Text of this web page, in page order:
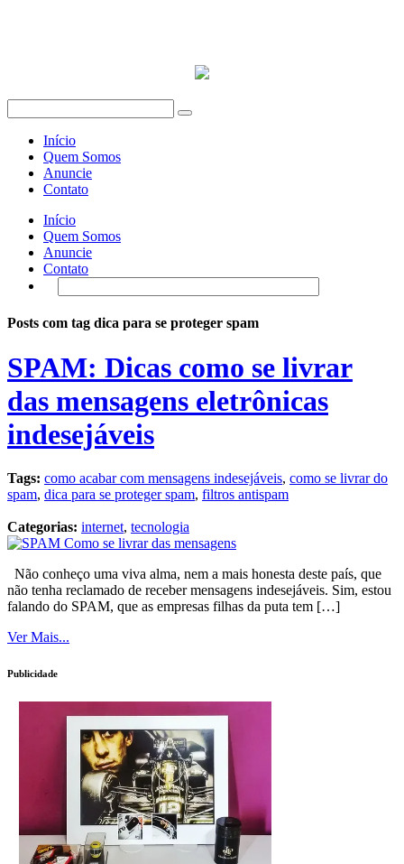
Início
Quem Somos
Anuncie
Contato
Início
Quem Somos
Anuncie
Contato
Posts com tag dica para se proteger spam
SPAM: Dicas como se livrar
das mensagens eletrônicas
indesejáveis
Tags: como acabar com mensagens indesejáveis, como se livrar do
spam, dica para se proteger spam, filtros antispam
Categorias: internet, tecnologia
Não conheço uma viva alma, nem a mais honesta deste país, que
não tenha reclamado de receber mensagens indesejáveis. Sim, estou
falando do SPAM, que as empresas filhas da puta tem […]
Ver Mais...
Publicidade